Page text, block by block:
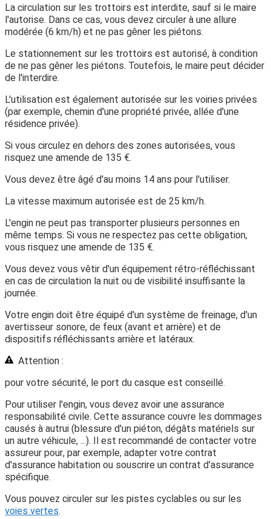
La circulation sur les trottoirs est interdite, sauf si le maire
l'autorise. Dans ce cas, vous devez circuler à une allure
modérée (6 km/h) et ne pas gêner les piétons.
Le stationnement sur les trottoirs est autorisé, à condition
de ne pas gêner les piétons. Toutefois, le maire peut décider
de l'interdire.
L'utilisation est également autorisée sur les voiries privées
(par exemple, chemin d'une propriété privée, allée d'une
résidence privée).
Si vous circulez en dehors des zones autorisées, vous
risquez une amende de 135 €.
Vous devez être âgéd'au moins 14 ans pour l'utiliser.
Lavitesse maximumautorisée est de25 km/h.
L'engin ne peut pas transporter plusieurs personnes en
même temps. Si vous ne respectez pas cette obligation,
vous risquez une amende de 135 €.
Vous devez vous vêtir d'un équipement rétro-réfléchissant
en cas de circulation la nuit ou de visibilité insuffisante la
journée.
Votre engin doit être équipé d'un système de freinage, d'un
avertisseur sonore, de feux (avant et arrière) et de
dispositifs réfléchissants arrière et latéraux.
Attention :
pour votre sécurité, le port du casque est conseillé.
Pour utiliser l'engin, vous devez avoir une assurance
responsabilité civile. Cette assurance couvre les dommages
causés à autrui (blessure d'un piéton, dégâts matériels sur
un autre véhicule, ...). Il est recommandé de contacter votre
assureur pour, par exemple, adapter votre contrat
d'assurance habitation ou souscrire un contrat d'assurance
spécifique.
Vous pouvez circuler sur les pistes cyclables ou sur les
voies vertes.